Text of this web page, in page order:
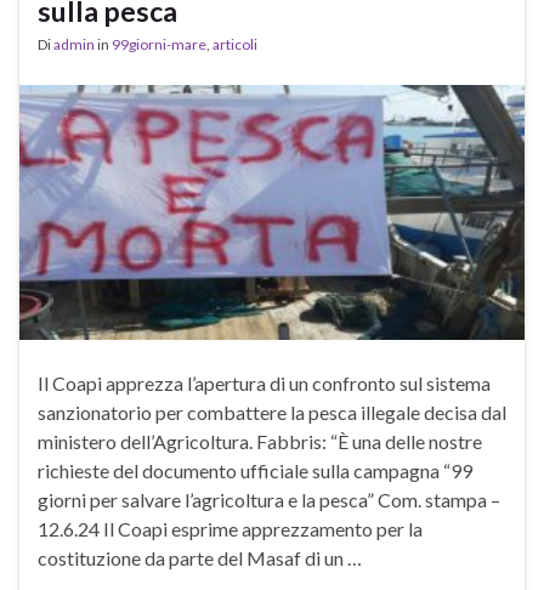
sulla pesca
Diadmin in 99giorni-mare, articoli
Il Coapi apprezza l’apertura di un confronto sul sistema
sanzionatorio per combattere la pesca illegale decisa dal
ministero dell’Agricoltura. Fabbris: “È una delle nostre
richieste del documento ufficiale sulla campagna “99
giorni per salvare l’agricoltura e la pesca” Com. stampa –
12.6.24 Il Coapi esprime apprezzamento per la
costituzione da parte del Masaf di un …